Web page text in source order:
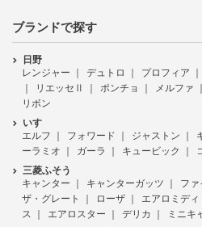
ブランドで探す
日野
レンジャー
デュトロ プロフィア
リエッセⅡ
ポンチョ メルファ
リボン
いすゞ
エルフ
フォワード ジャストン
ーラミオ
ガーラ キュービック
三菱ふそう
キャンター
キャンターガッツ ファ
ザ・グレート
ローザ エアロミディ
ス
エアロスター デリカ
ミニキ